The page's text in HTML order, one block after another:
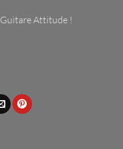
Guitare Attitude !